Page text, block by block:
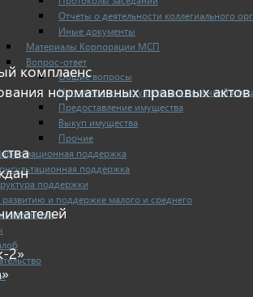
Отчеты о деятельности коллегиального
Иные документы
Материалы Корпорации МСП
Вопрос-ответ
Общие вопросы
Наполнение и актуализация перечней
Предоставление имущества
Выкуп имущества
Прочие
поддержка
поддержка
поддержки
развитию и поддержке малого и среднего
комплаенс
нормативных правовых актов
2»